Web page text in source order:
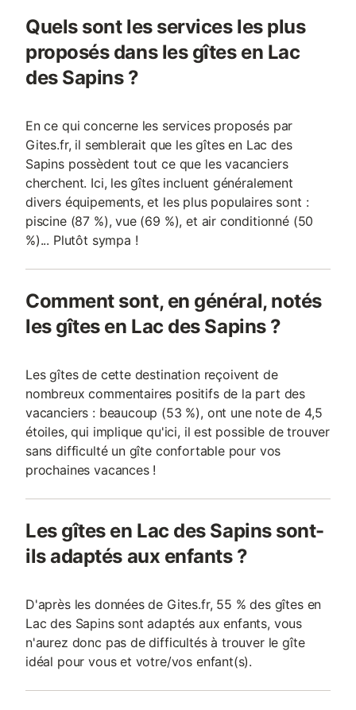
Quels sont les services les plus
proposés dans les gîtes en Lac
des Sapins ?
En ce qui concerne les services proposés par
Gites.fr, il semblerait que les gîtes en Lac des
Sapins possèdent tout ce que les vacanciers
cherchent. Ici, les gîtes incluent généralement
divers équipements, et les plus populaires sont :
piscine (87 %), vue (69 %), et air conditionné (50
%)... Plutôt sympa !
Comment sont, en général, notés
les gîtes en Lac des Sapins ?
Les gîtes de cette destination reçoivent de
nombreux commentaires positifs de la part des
vacanciers : beaucoup (53 %), ont une note de 4,5
étoiles, qui implique qu'ici, il est possible de trouver
sans difficulté un gîte confortable pour vos
prochaines vacances !
Les gîtes en Lac des Sapins sont-
ils adaptés aux enfants ?
D'après les données de Gites.fr, 55 % des gîtes en
Lac des Sapins sont adaptés aux enfants, vous
n'aurez donc pas de difficultés à trouver le gîte
idéal pour vous et votre/vos enfant(s).